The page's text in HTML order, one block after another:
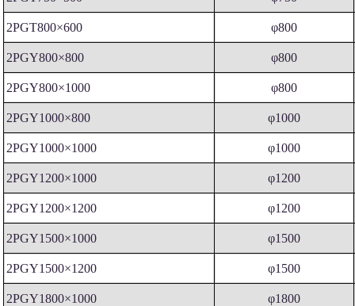
2PGT800×600 φ800
2PGY800×800 φ800
2PGY800×1000 φ800
2PGY1000×800 φ1000
2PGY1000×1000 φ1000
2PGY1200×1000 φ1200
2PGY1200×1200 φ1200
2PGY1500×1000 φ1500
2PGY1500×1200 φ1500
2PGY1800×1000 φ1800